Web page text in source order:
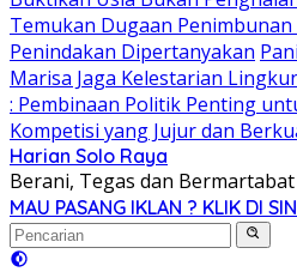
Temukan Dugaan Penimbunan
Penindakan Dipertanyakan
Marisa Jaga Kelestarian
: Pembinaan Politik Penting
Kompetisi yang Jujur dan
Harian Solo Raya
Berani, Tegas dan Bermartabat
MAU PASANG IKLAN ? KLIK DI